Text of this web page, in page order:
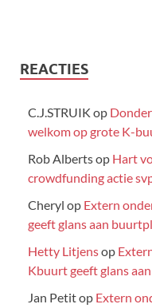
REACTIES
C.J.STRUIK op
welkom op grote K-
Rob Albertsop Hart
crowdfunding actie
Cheryl op Extern
geeft glans aan
Hetty Litjensop
Kbuurt geeft glans
Jan Petitop Extern